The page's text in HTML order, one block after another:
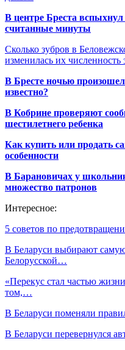
В центре Бреста
считанные минуты
Сколько зубров в
изменилась их численность
В Бресте ночью
известно?
В Кобрине проверяют
шестилетнего ребенка
Как купить или продать
особенности
В Барановичах у
множество патронов
Интересное:
5 советов по
В Беларуси выбирают
Белорусской…
«Перекус стал частью
том,…
В Беларуси поменяли
В Беларуси перевернулся